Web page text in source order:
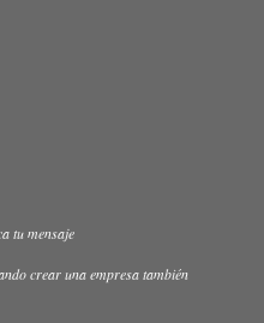
tu mensaje
crear una empresa también